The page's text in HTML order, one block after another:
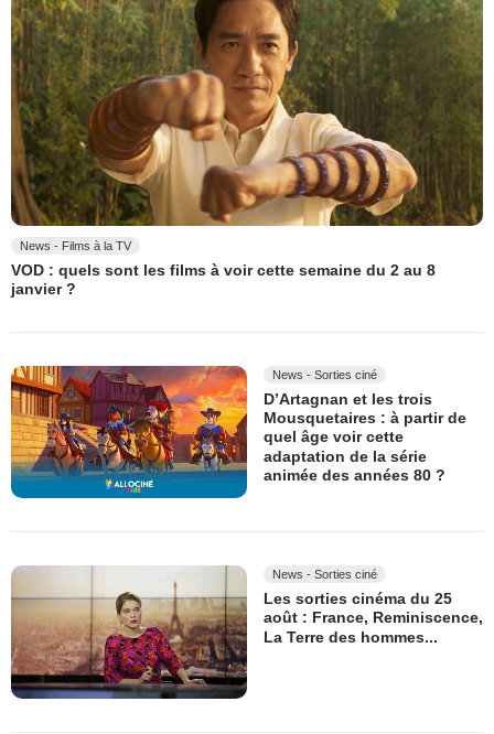
News - Films à la TV
VOD : quels sont les films à voir cette semaine du 2 au 8
janvier ?
News - Sorties ciné
D’Artagnan et les trois
Mousquetaires : à partir de
quel âge voir cette
adaptation de la série
animée des années 80 ?
News - Sorties ciné
Les sorties cinéma du 25
août : France, Reminiscence,
La Terre des hommes...